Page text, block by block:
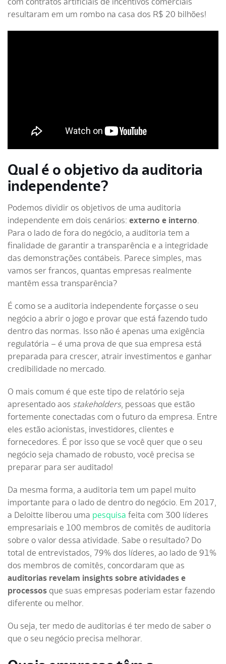
resultaram em um rombo na casa dos R$ 20 bilhões!
Qual é o objetivo da auditoria
independente?
Podemos dividir os objetivos de uma auditoria
independente em dois cenários: externo e interno.
Para o lado de fora do negócio, a auditoria tem a
finalidade de garantir a transparência e a integridade
das demonstrações contábeis. Parece simples, mas
vamos ser francos, quantas empresas realmente
mantêm essa transparência?
É como se a auditoria independente forçasse o seu
negócio a abrir o jogo e provar que está fazendo tudo
dentro das normas. Isso não é apenas uma exigência
regulatória – é uma prova de que sua empresa está
preparada para crescer, atrair investimentos e ganhar
credibilidade no mercado.
O mais comum é que este tipo de relatório seja
apresentado aos stakeholders, pessoas que estão
fortemente conectadas com o futuro da empresa. Entre
eles estão acionistas, investidores, clientes e
fornecedores. É por isso que se você quer que o seu
negócio seja chamado de robusto, você precisa se
preparar para ser auditado!
Da mesma forma, a auditoria tem um papel muito
importante para o lado de dentro do negócio. Em 2017,
a Deloitte liberou uma pesquisa feita com 300 líderes
empresariais e 100 membros de comitês de auditoria
sobre o valor dessa atividade. Sabe o resultado? Do
total de entrevistados, 79% dos líderes, ao lado de 91%
dos membros de comitês, concordaram que as
auditorias revelam insights sobre atividades e
processos que suas empresas poderiam estar fazendo
diferente ou melhor.
Ou seja, ter medo de auditorias é ter medo de saber o
que o seu negócio precisa melhorar.